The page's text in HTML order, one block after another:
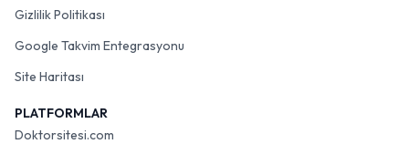
Gizlilik Politikası
Google Takvim Entegrasyonu
Site Haritası
PLATFORMLAR
Doktorsitesi.com